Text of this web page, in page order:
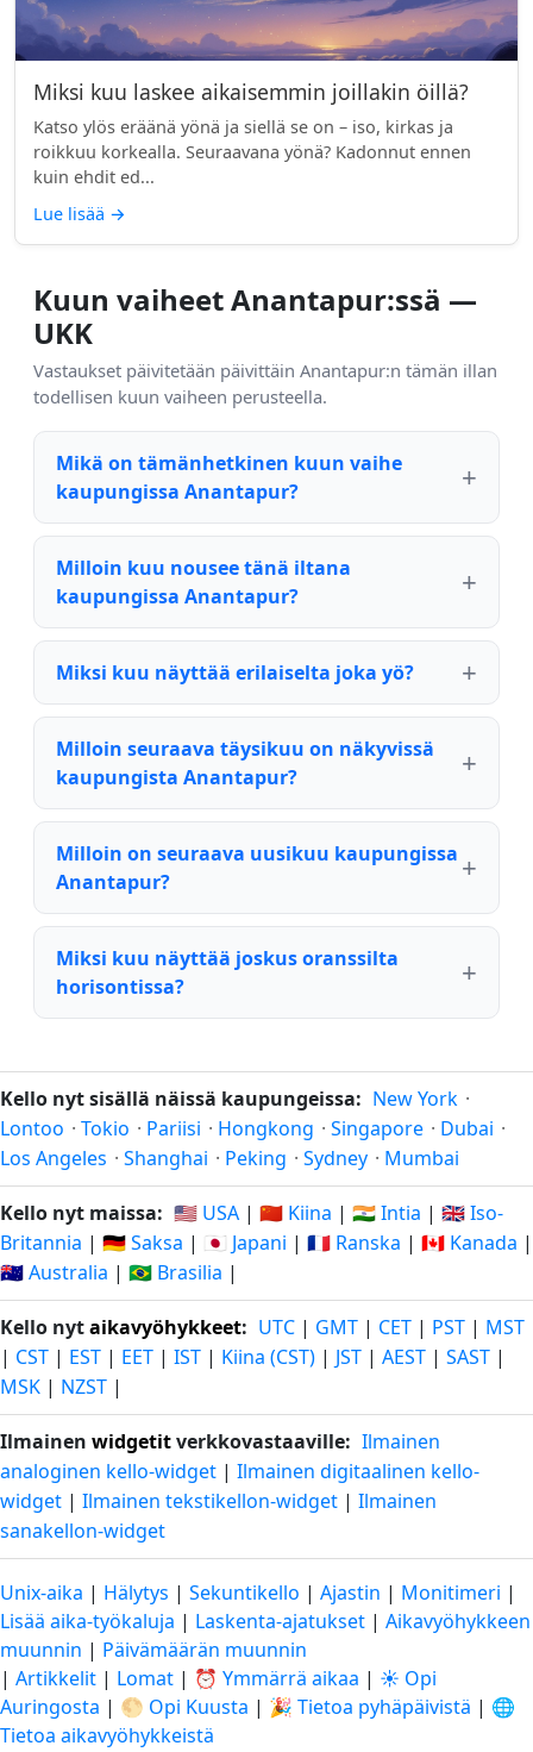
Miksi kuu laskee aikaisemmin joillakin öillä?
Katso ylös eräänä yönä ja siellä se on – iso, kirkas ja
roikkuu korkealla. Seuraavana yönä? Kadonnut ennen
kuin ehdit ed...
Lue lisää →
Kuun vaiheet Anantapur:ssä —
UKK
Vastaukset päivitetään päivittäin Anantapur:n tämän illan
todellisen kuun vaiheen perusteella.
Mikä on tämänhetkinen kuun vaihe
kaupungissa Anantapur?
Milloin kuu nousee tänä iltana
kaupungissa Anantapur?
Miksi kuu näyttää erilaiselta joka yö?
Milloin seuraava täysikuu on näkyvissä
kaupungista Anantapur?
Milloin on seuraava uusikuu kaupungissa
Anantapur?
Miksi kuu näyttää joskus oranssilta
horisontissa?
Kello nyt sisällä näissä kaupungeissa: New York ·
Lontoo · Tokio · Pariisi · Hongkong · Singapore · Dubai ·
Los Angeles · Shanghai · Peking · Sydney · Mumbai
Kello nyt maissa: 🇺🇸 USA | 🇨🇳 Kiina | 🇮🇳 Intia | 🇬🇧 Iso-
Britannia | 🇩🇪 Saksa | 🇯🇵 Japani | 🇫🇷 Ranska | 🇨🇦 Kanada |
🇦🇺 Australia | 🇧🇷 Brasilia |
Kello nytaikavyöhykkeet: UTC | GMT | CET | PST | MST
| CST | EST | EET | IST | Kiina (CST) | JST | AEST | SAST |
MSK | NZST |
Ilmainen widgetitverkkovastaaville: Ilmainen
analoginen kello-widget | Ilmainen digitaalinen kello-
widget | Ilmainen tekstikellon-widget | Ilmainen
sanakellon-widget
Unix-aika | Hälytys | Sekuntikello | Ajastin | Monitimeri |
Lisää aika-työkaluja | Laskenta-ajatukset | Aikavyöhykkeen
muunnin | Päivämäärän muunnin
| Artikkelit | Lomat | ⏰ Ymmärrä aikaa | ☀️ Opi
Auringosta | 🌕 Opi Kuusta | 🎉 Tietoa pyhäpäivistä | 🌐
Tietoa aikavyöhykkeistä